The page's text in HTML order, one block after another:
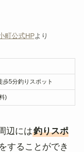
町公式HPより
歩5分釣りスポット
)
辺には釣りスポ
することができ